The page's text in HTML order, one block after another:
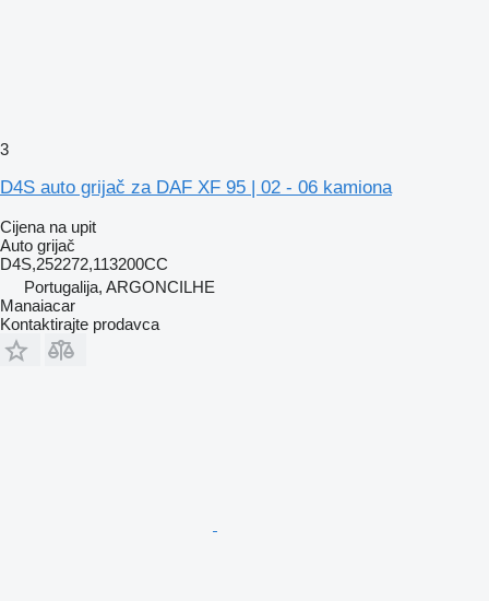
3
D4S auto grijač za DAF XF 95 | 02 - 06 kamiona
Cijena na upit
Auto grijač
D4S,252272,113200CC
Portugalija, ARGONCILHE
Manaiacar
Kontaktirajte prodavca